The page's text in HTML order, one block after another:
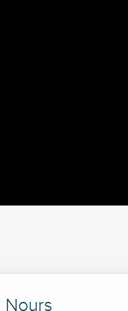
Nours